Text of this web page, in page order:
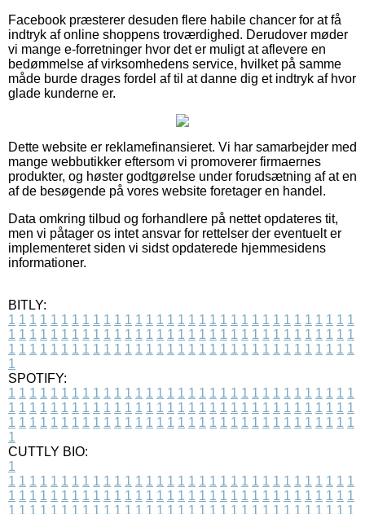
Facebook præsterer desuden flere habile chancer for at få
indtryk af online shoppens troværdighed. Derudover møder
vi mange e-forretninger hvor det er muligt at aflevere en
bedømmelse af virksomhedens service, hvilket på samme
måde burde drages fordel af til at danne dig et indtryk af hvor
glade kunderne er.
Dette website er reklamefinansieret. Vi har samarbejder med
mange webbutikker eftersom vi promoverer firmaernes
produkter, og høster godtgørelse under forudsætning af at en
af de besøgende på vores website foretager en handel.
Data omkring tilbud og forhandlere på nettet opdateres tit,
men vi påtager os intet ansvar for rettelser der eventuelt er
implementeret siden vi sidst opdaterede hjemmesidens
informationer.
BITLY:
1 1 1 1 1 1 1 1 1 1 1 1 1 1 1 1 1 1 1 1 1 1 1 1 1 1 1 1 1 1 1 1 1
1 1 1 1 1 1 1 1 1 1 1 1 1 1 1 1 1 1 1 1 1 1 1 1 1 1 1 1 1 1 1 1 1
1 1 1 1 1 1 1 1 1 1 1 1 1 1 1 1 1 1 1 1 1 1 1 1 1 1 1 1 1 1 1 1 1
1
SPOTIFY:
1 1 1 1 1 1 1 1 1 1 1 1 1 1 1 1 1 1 1 1 1 1 1 1 1 1 1 1 1 1 1 1 1
1 1 1 1 1 1 1 1 1 1 1 1 1 1 1 1 1 1 1 1 1 1 1 1 1 1 1 1 1 1 1 1 1
1 1 1 1 1 1 1 1 1 1 1 1 1 1 1 1 1 1 1 1 1 1 1 1 1 1 1 1 1 1 1 1 1
1
CUTTLY BIO:
1
1 1 1 1 1 1 1 1 1 1 1 1 1 1 1 1 1 1 1 1 1 1 1 1 1 1 1 1 1 1 1 1 1
1 1 1 1 1 1 1 1 1 1 1 1 1 1 1 1 1 1 1 1 1 1 1 1 1 1 1 1 1 1 1 1 1
1 1 1 1 1 1 1 1 1 1 1 1 1 1 1 1 1 1 1 1 1 1 1 1 1 1 1 1 1 1 1 1 1